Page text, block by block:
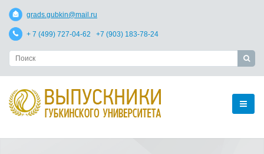
grads.gubkin@mail.ru
+ 7 (499) 727-04-62 +7 (903) 183-78-24